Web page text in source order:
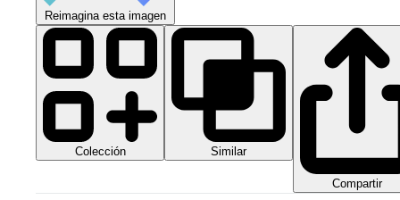
Reimagina esta imagen
Colección Similar
Compartir